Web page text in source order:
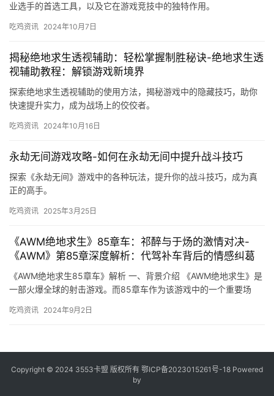
业选手的首选工具，以及它在游戏竞技中的独特作用。
吃鸡资讯 2024年10月7日
揭秘绝地求生透视辅助：轻松掌握制胜秘诀-绝地求生透
视辅助教程：解锁游戏新境界
探索绝地求生透视辅助的使用方法，揭秘游戏中的隐藏技巧，助你
快速提升实力，成为战场上的佼佼者。
吃鸡资讯 2024年10月16日
永劫无间游戏攻略-如何在永劫无间中提升战斗技巧
探索《永劫无间》游戏中的各种玩法，提升你的战斗技巧，成为真
正的高手。
吃鸡资讯 2025年3月25日
《AWM绝地求生》85章车：祁醉与于炀的激情对决-
《AWM》第85章深度解析：代驾补车背后的情感纠葛
《AWM绝地求生85章车》解析 一、背景介绍 《AWM绝地求生》是
一部火爆全球的射击游戏。而85章车作为该游戏中的一个重要场
吃鸡资讯 2024年9月2日
Copyright © 2024 3553卡盟 版权所有 鄂ICP备2023015261号-18 Powered
by